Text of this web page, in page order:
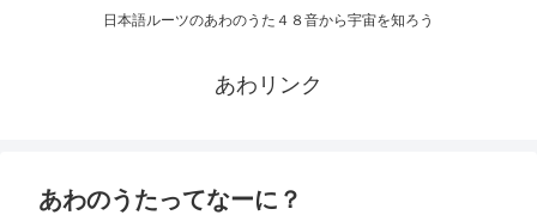
日本語ルーツのあわのうた４８音から宇宙を知ろう
あわリンク
あわのうたってなーに？